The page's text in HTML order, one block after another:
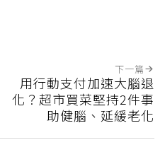
下一篇
用行動支付加速大腦退
化？超市買菜堅持2件事
助健腦、延緩老化